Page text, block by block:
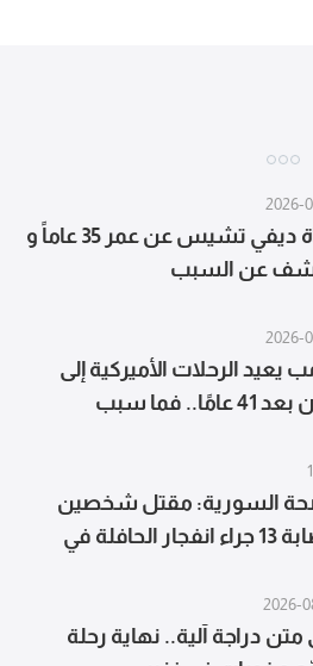
2026-
وفاة ديفي تشيس عن عمر 35 عاماً و
عن السبب
2026-
يعيد الرحلات الأميركية إلى
لبنان بعد 41 عامًا.. فما سبب
السورية: مقتل شخصين
وإصابة 13 جراء انفجار الحافلة في
2026-
متن دراجة آلية.. نهاية رحلة